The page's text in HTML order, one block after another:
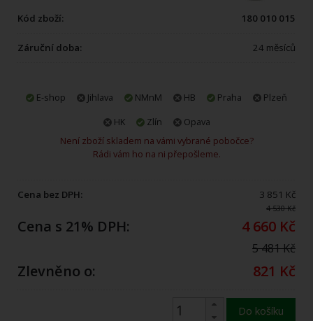
Kód zboží: 180 010 015
Záruční doba: 24 měsíců
E-shop Jihlava NMnM HB Praha
Plzeň
HK
Zlín
Opava
Není zboží skladem na vámi vybrané pobočce?
Rádi vám ho na ni přepošleme.
Cena bez DPH: 3 851 Kč
4 530 Kč
Cena s 21% DPH: 4 660 Kč
5 481 Kč
Zlevněno o: 821 Kč
Do košíku